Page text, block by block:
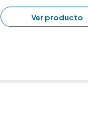
Ver producto